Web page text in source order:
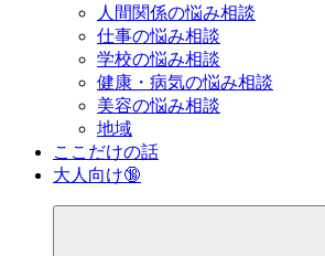
人間関係の悩み相談
仕事の悩み相談
学校の悩み相談
健康・病気の悩み相談
美容の悩み相談
地域
ここだけの話
大人向け🔞